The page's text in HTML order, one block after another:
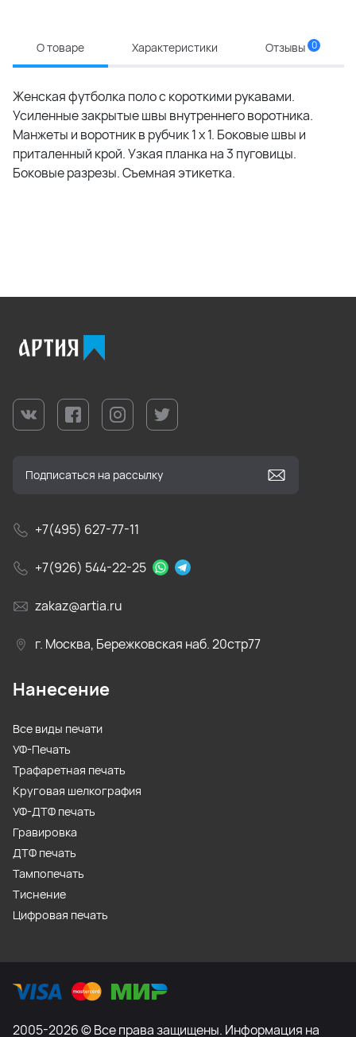
О товаре Характеристики Отзывы 0
Женская футболка поло с короткими рукавами.
Усиленные закрытые швы внутреннего воротника.
Манжеты и воротник в рубчик 1 x 1. Боковые швы и
приталенный крой. Узкая планка на 3 пуговицы.
Боковые разрезы. Съемная этикетка.
+7(495) 627-77-11
+7(926) 544-22-25
zakaz@artia.ru
г. Москва, Бережковская наб. 20стр77
Нанесение
Все виды печати
УФ-Печать
Трафаретная печать
Круговая шелкография
УФ-ДТФ печать
Гравировка
ДТФ печать
Тампопечать
Тиснение
Цифровая печать
2005-2026 © Все права защищены. Информация на